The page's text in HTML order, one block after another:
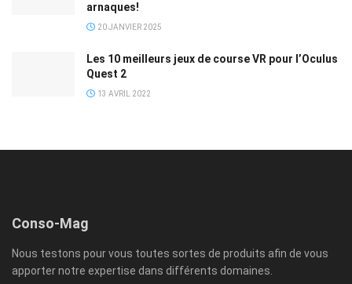
arnaques!
20 JANVIER 2025
Les 10 meilleurs jeux de course VR pour l’Oculus
Quest 2
13 AVRIL 2022
Conso-Mag
Nous testons pour vous toutes sortes de produits afin de vous
apporter notre expertise dans différents domaines.